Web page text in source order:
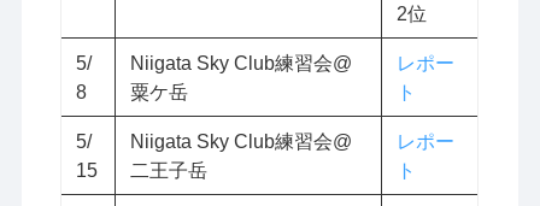
2位
5/
8
Niigata Sky Club練習会@
粟ケ岳
レポー
ト
5/
15
Niigata Sky Club練習会@
二王子岳
レポー
ト